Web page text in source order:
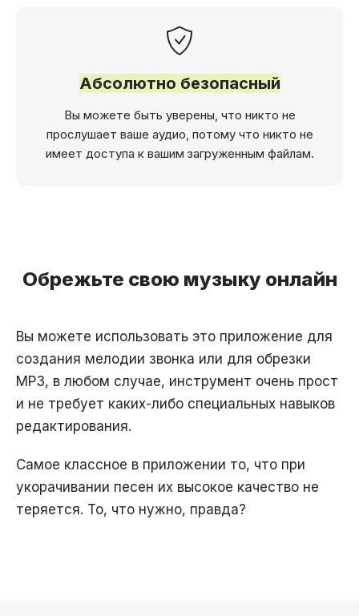
Абсолютно безопасный
Вы можете быть уверены, что никто не
прослушает ваше аудио, потому что никто не
имеет доступа к вашим загруженным файлам.
Обрежьте свою музыку онлайн
Вы можете использовать это приложение для
создания мелодии звонка или для обрезки
MP3, в любом случае, инструмент очень прост
и не требует каких-либо специальных навыков
редактирования.
Самое классное в приложении то, что при
укорачивании песен их высокое качество не
теряется. То, что нужно, правда?